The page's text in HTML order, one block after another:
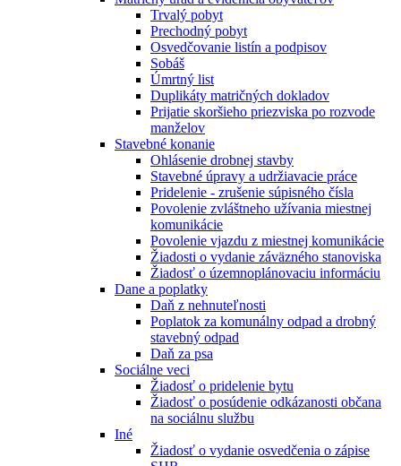
Trvalý pobyt
Prechodný pobyt
Osvedčovanie listín a podpisov
Sobáš
Úmrtný list
Duplikáty matričných dokladov
Prijatie skoršieho priezviska po rozvode
manželov
Stavebné konanie
Ohlásenie drobnej stavby
Stavebné úpravy a udržiavacie práce
Pridelenie - zrušenie súpisného čísla
Povolenie zvláštneho užívania miestnej
komunikácie
Povolenie vjazdu z miestnej komunikácie
Žiadosti o vydanie záväzného stanoviska
Žiadosť o územnoplánovaciu informáciu
Dane a poplatky
Daň z nehnuteľnosti
Poplatok za komunálny odpad a drobný
stavebný odpad
Daň za psa
Sociálne veci
Žiadosť o pridelenie bytu
Žiadosť o posúdenie odkázanosti občana
na sociálnu službu
Iné
Žiadosť o vydanie osvedčenia o zápise